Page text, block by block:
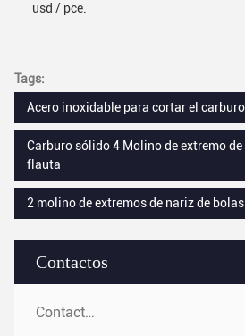
Contactos
Contactos:
usd / pce.
Tags:
Acero inoxidable para cortar el
Carburo sólido 4 Molino de extremo
flauta
2 molino de extremos de nariz de